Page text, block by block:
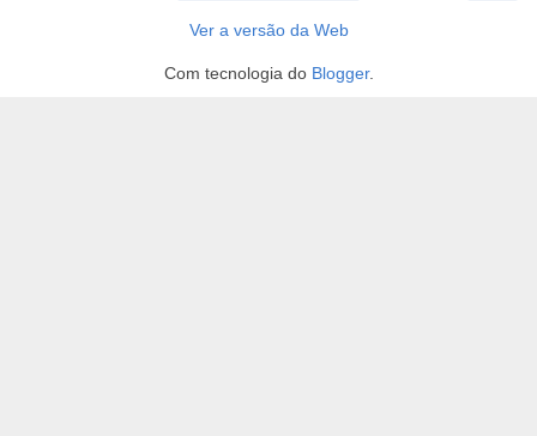
Ver a versão da Web
Com tecnologia do Blogger.